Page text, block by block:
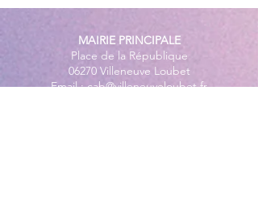
des plages
MAIRIE PRINCIPALE
Place de la République
06270 Villeneuve Loubet
Email :cab@villeneuveloubet.fr